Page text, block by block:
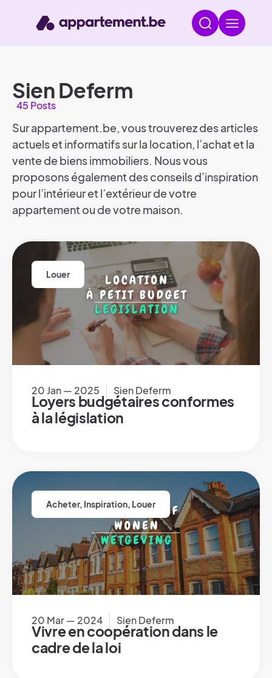
Sien Deferm
45 Posts
Sur appartement.be, vous trouverez des articles
actuels et informatifs sur la location, l’achat et la
vente de biens immobiliers. Nous vous
proposons également des conseils d’inspiration
pour l’intérieur et l’extérieur de votre
appartement ou de votre maison.
Louer
20 Jan — 2025 Sien Deferm
Loyers budgétaires conformes
à la législation
Acheter, Inspiration, Louer
20 Mar — 2024 Sien Deferm
Vivre en coopération dans le
cadre de la loi